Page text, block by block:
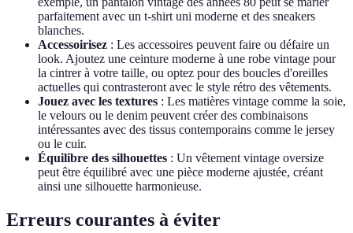
parfaitement avec un t-shirt uni moderne et des sneakers
blanches.
Accessoirisez : Les accessoires peuvent faire ou défaire un
look. Ajoutez une ceinture moderne à une robe vintage pour
la cintrer à votre taille, ou optez pour des boucles d'oreilles
actuelles qui contrasteront avec le style rétro des vêtements.
Jouez avec les textures : Les matières vintage comme la soie,
le velours ou le denim peuvent créer des combinaisons
intéressantes avec des tissus contemporains comme le jersey
ou le cuir.
Équilibre des silhouettes : Un vêtement vintage oversize
peut être équilibré avec une pièce moderne ajustée, créant
ainsi une silhouette harmonieuse.
Erreurs courantes à éviter